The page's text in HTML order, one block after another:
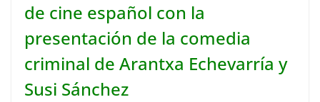
de cine español con la
presentación de la comedia
criminal de Arantxa Echevarría y
Susi Sánchez